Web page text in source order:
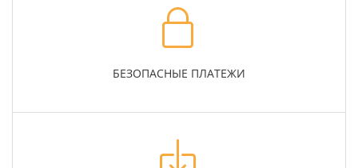
БЕЗОПАСНЫЕ ПЛАТЕЖИ